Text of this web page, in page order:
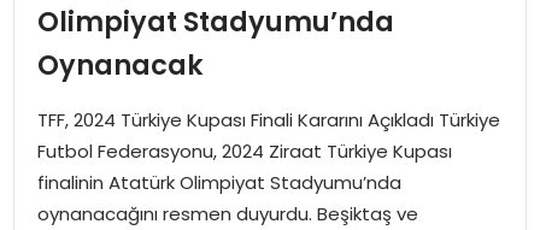
EKONOMI
SIYASET
EĞITIM
Olimpiyat Stadyumu’nda
Oynanacak
TFF, 2024 Türkiye Kupası Finali Kararını Açıkladı Türkiye
Futbol Federasyonu, 2024 Ziraat Türkiye Kupası
finalinin Atatürk Olimpiyat Stadyumu’nda
oynanacağını resmen duyurdu. Beşiktaş ve